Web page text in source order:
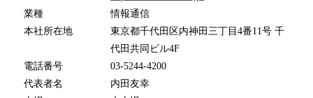
業種
情報通信
本社所在地
東京都千代田区内神田三丁目4番11号 千
代田共同ビル4F
電話番号
03-5244-4200
代表者名
内田友幸